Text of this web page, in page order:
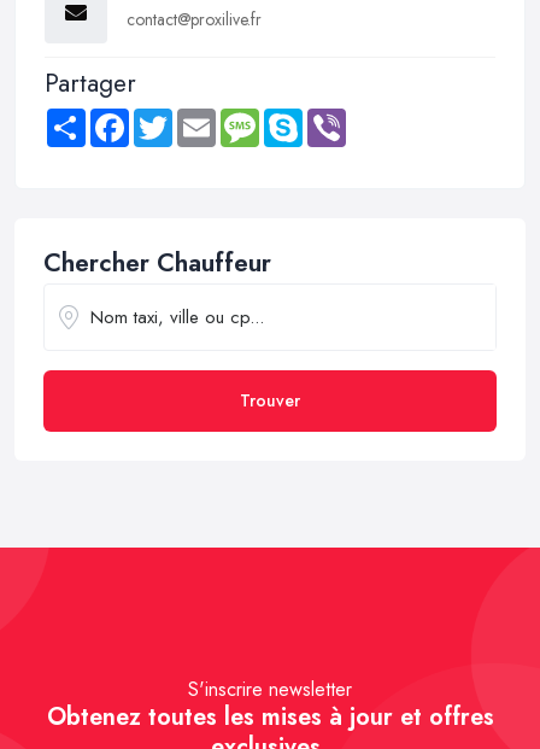
contact@proxilive.fr
Partager
Share FacebookTwitter Email MessageSkype
Chercher Chauffeur
Trouver
S'inscrire newsletter
Obtenez toutes les mises à jour et offres